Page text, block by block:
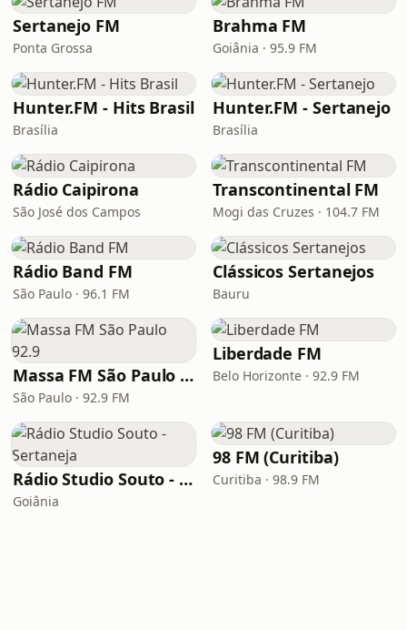
Sertanejo FM
Ponta Grossa
Brahma FM
Goiânia · 95.9 FM
Hunter.FM - Hits Brasil
Brasília
Hunter.FM - Sertanejo
Brasília
Rádio Caipirona
São José dos Campos
Transcontinental FM
Mogi das Cruzes · 104.7 FM
Rádio Band FM
São Paulo · 96.1 FM
Clássicos Sertanejos
Bauru
Massa FM São Paulo 92.9
São Paulo · 92.9 FM
Liberdade FM
Belo Horizonte · 92.9 FM
Rádio Studio Souto - Sertaneja
Goiânia
98 FM (Curitiba)
Curitiba · 98.9 FM